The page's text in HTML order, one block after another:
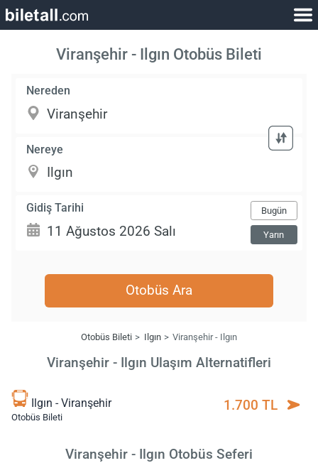
Viranşehir - Ilgın Otobüs Bileti
Nereden
Nereye
Gidiş Tarihi Bugün
Yarın
Otobüs Ara
Otobüs Bileti Ilgın Viranşehir - Ilgın
Viranşehir - Ilgın Ulaşım Alternatifleri
Ilgın - Viranşehir
Otobüs Bileti
1.700 TL
Viranşehir - Ilgın Otobüs Seferi